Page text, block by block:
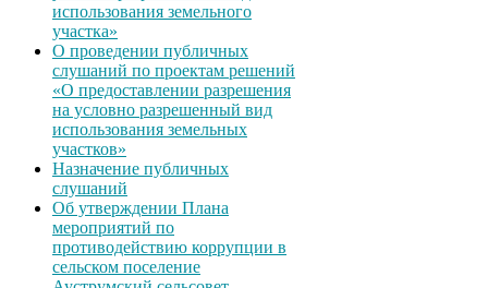
использования земельного
участка»
О проведении публичных
слушаний по проектам решений
«О предоставлении разрешения
на условно разрешенный вид
использования земельных
участков»
Назначение публичных
слушаний
Об утверждении Плана
мероприятий по
противодействию коррупции в
сельском поселение